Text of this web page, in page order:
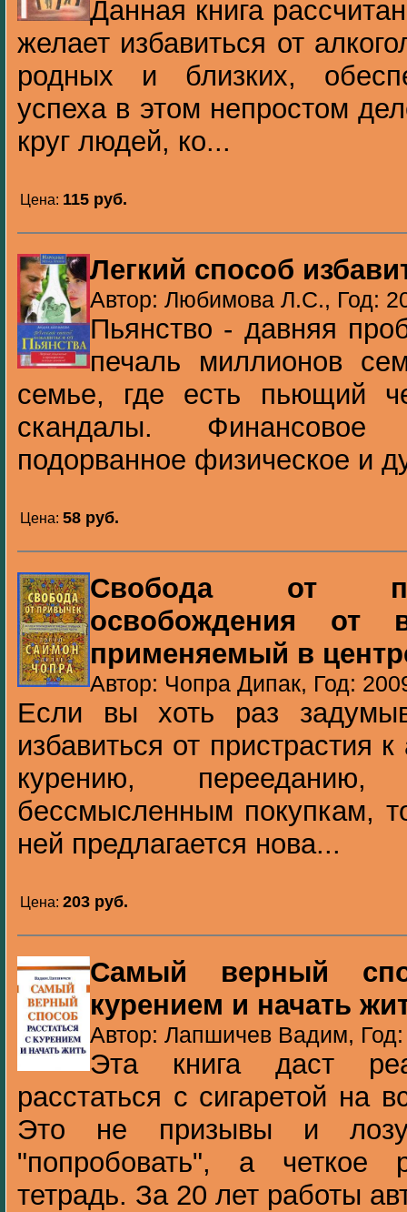
Данная книга
желает избавиться от
родных и близких,
успеха в этом непростом
круг людей, ко...
Цена: 115 pуб.
Легкий способ
Автор: Любимова Л.С., Год:
Пьянство - давняя
печаль миллионов
семье, где есть пьющий
скандалы. Финансовое
подорванное физическое и
Цена: 58 pуб.
Свобода от
освобождения от
применяемый в
Автор: Чопра Дипак, Год:
Если вы хоть раз
избавиться от пристрастия
курению,
бессмысленным покупкам,
ней предлагается нова...
Цена: 203 pуб.
Самый верный
курением и начать
Автор: Лапшичев Вадим,
Эта книга даст
расстаться с сигаретой на
Это не призывы и
"попробовать", а четкое
тетрадь. За 20 лет работы